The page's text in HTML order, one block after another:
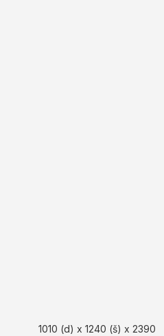
1010 (d) x 1240 (š) x 2390